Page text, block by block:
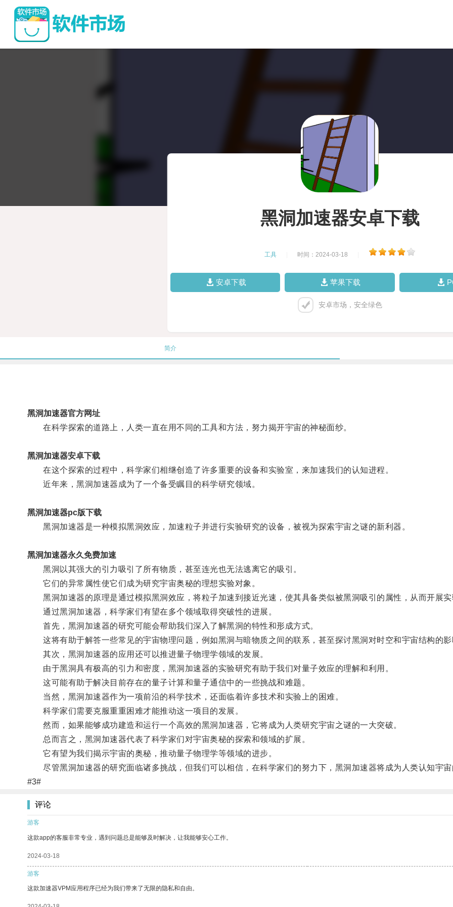
黑洞加速器安卓下载
工具 时间：2024-03-18
安卓下载 苹果下载
安卓市场，安全绿色
简介
黑洞加速器官方网址
在科学探索的道路上，人类一直在用不同的工具和方法，努力揭开宇宙的神秘面纱。
黑洞加速器安卓下载
在这个探索的过程中，科学家们相继创造了许多重要的设备和实验室，来加速我们的认知进程。
近年来，黑洞加速器成为了一个备受瞩目的科学研究领域。
黑洞加速器pc版下载
黑洞加速器是一种模拟黑洞效应，加速粒子并进行实验研究的设备，被视为探索宇宙之谜的新利器。
黑洞加速器永久免费加速
黑洞以其强大的引力吸引了所有物质，甚至连光也无法逃离它的吸引。
它们的异常属性使它们成为研究宇宙奥秘的理想实验对象。
黑洞加速器的原理是通过模拟黑洞效应，将粒子加速到接近光速，使其具备类似被黑洞吸引的属性，从而开展实
通过黑洞加速器，科学家们有望在多个领域取得突破性的进展。
首先，黑洞加速器的研究可能会帮助我们深入了解黑洞的特性和形成方式。
这将有助于解答一些常见的宇宙物理问题，例如黑洞与暗物质之间的联系，甚至探讨黑洞对时空和宇宙结构的影
其次，黑洞加速器的应用还可以推进量子物理学领域的发展。
由于黑洞具有极高的引力和密度，黑洞加速器的实验研究有助于我们对量子效应的理解和利用。
这可能有助于解决目前存在的量子计算和量子通信中的一些挑战和难题。
当然，黑洞加速器作为一项前沿的科学技术，还面临着许多技术和实验上的困难。
科学家们需要克服重重困难才能推动这一项目的发展。
然而，如果能够成功建造和运行一个高效的黑洞加速器，它将成为人类研究宇宙之谜的一大突破。
总而言之，黑洞加速器代表了科学家们对宇宙奥秘的探索和领域的扩展。
它有望为我们揭示宇宙的奥秘，推动量子物理学等领域的进步。
尽管黑洞加速器的研究面临诸多挑战，但我们可以相信，在科学家们的努力下，黑洞加速器将成为人类认知宇宙
#3#
评论
游客
这款app的客服非常专业，遇到问题总是能够及时解决，让我能够安心工作。
2024-03-18
游客
这款加速器VPM应用程序已经为我们带来了无限的隐私和自由。